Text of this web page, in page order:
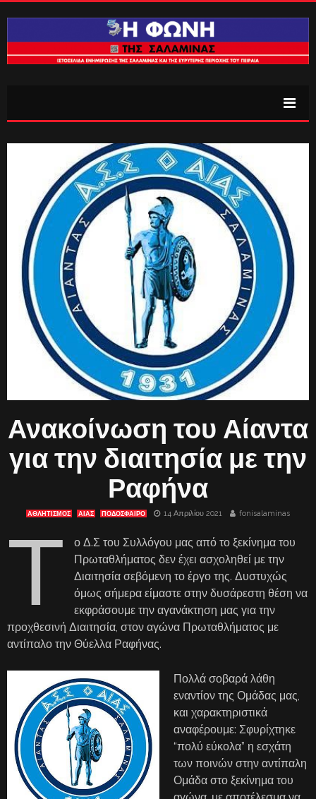
Ανακοίνωση του Αίαντα
για την διαιτησία με την
Ραφήνα
ΑΘΛΗΤΙΣΜΟΣ ΑΊΑΣ ΠΟΔΟΣΦΑΙΡΟ 14 Απριλίου 2021 fonisalaminas
Τ
ο Δ.Σ του Συλλόγου μας από το ξεκίνημα του
Πρωταθλήματος δεν έχει ασχοληθεί με την
Διαιτησία σεβόμενη το έργο της. Δυστυχώς
όμως σήμερα είμαστε στην δυσάρεστη θέση να
εκφράσουμε την αγανάκτηση μας για την
προχθεσινή Διαιτησία, στον αγώνα Πρωταθλήματος με
αντίπαλο την Θύελλα Ραφήνας.
Πολλά σοβαρά λάθη
εναντίον της Ομάδας μας,
και χαρακτηριστικά
αναφέρουμε: Σφυρίχτηκε
“πολύ εύκολα” η εσχάτη
των ποινών στην αντίπαλη
Ομάδα στο ξεκίνημα του